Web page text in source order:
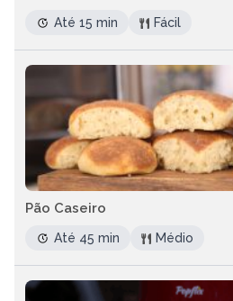
Até 15 min Fácil
Pão Caseiro
Até 45 min Médio